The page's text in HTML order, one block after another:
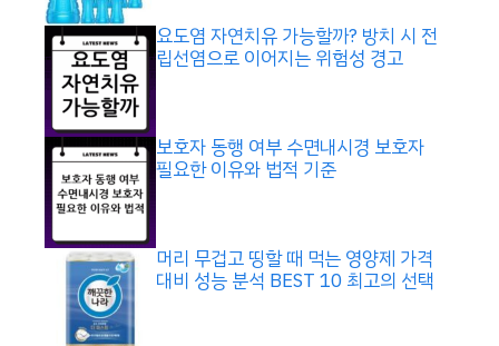
요도염 자연치유 가능할까? 방치 시 전
립선염으로 이어지는 위험성 경고
보호자 동행 여부 수면내시경 보호자
필요한 이유와 법적 기준
머리 무겁고 띵할 때 먹는 영양제 가격
대비 성능 분석 BEST 10 최고의 선택